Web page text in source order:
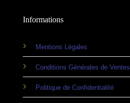
Informations
Mentions Légales
Conditions Générales de Ventes
Politique de Confidentialité